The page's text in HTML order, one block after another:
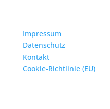
Impressum
Datenschutz
Kontakt
Cookie-Richtlinie (EU)